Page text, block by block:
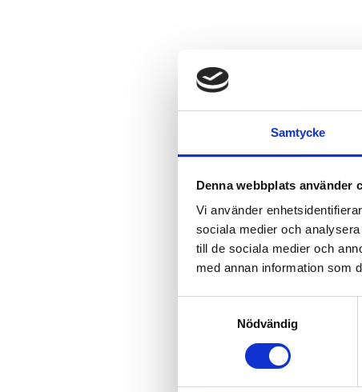
Samtycke
Denna webbplats använder
Vi använder
sociala medier och
till de sociala medier och
med annan information som
Nödvändig